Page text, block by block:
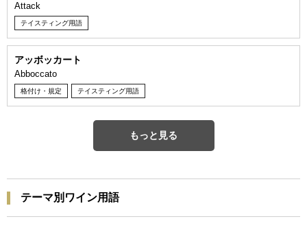
Attack
テイスティング用語
アッボッカート
Abboccato
格付け・規定 テイスティング用語
もっと見る
テーマ別ワイン用語